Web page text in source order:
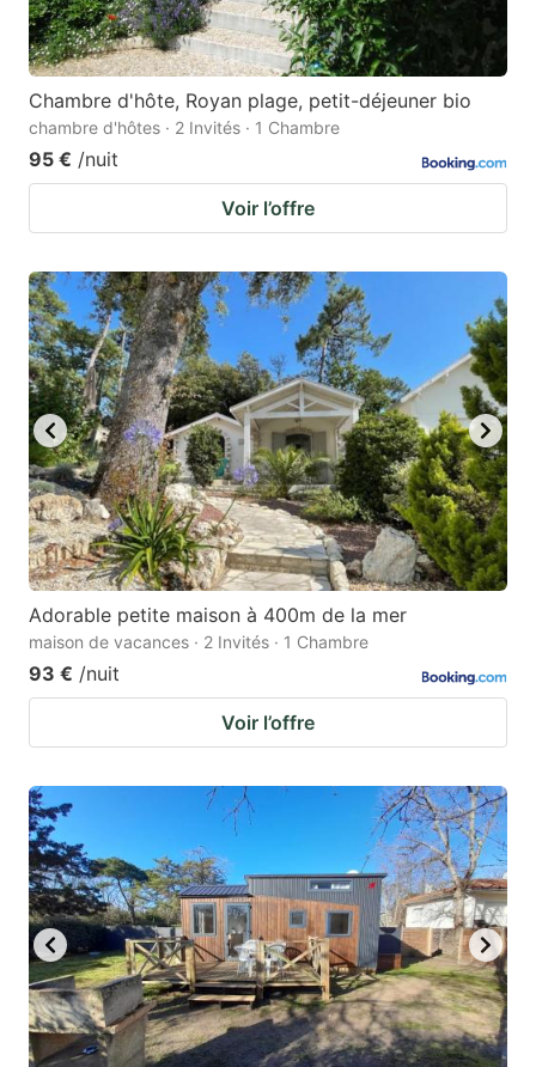
Chambre d'hôte, Royan plage, petit-déjeuner bio
chambre d'hôtes · 2 Invités · 1 Chambre
95 € /nuit
Voir l’offre
Adorable petite maison à 400m de la mer
maison de vacances · 2 Invités · 1 Chambre
93 € /nuit
Voir l’offre